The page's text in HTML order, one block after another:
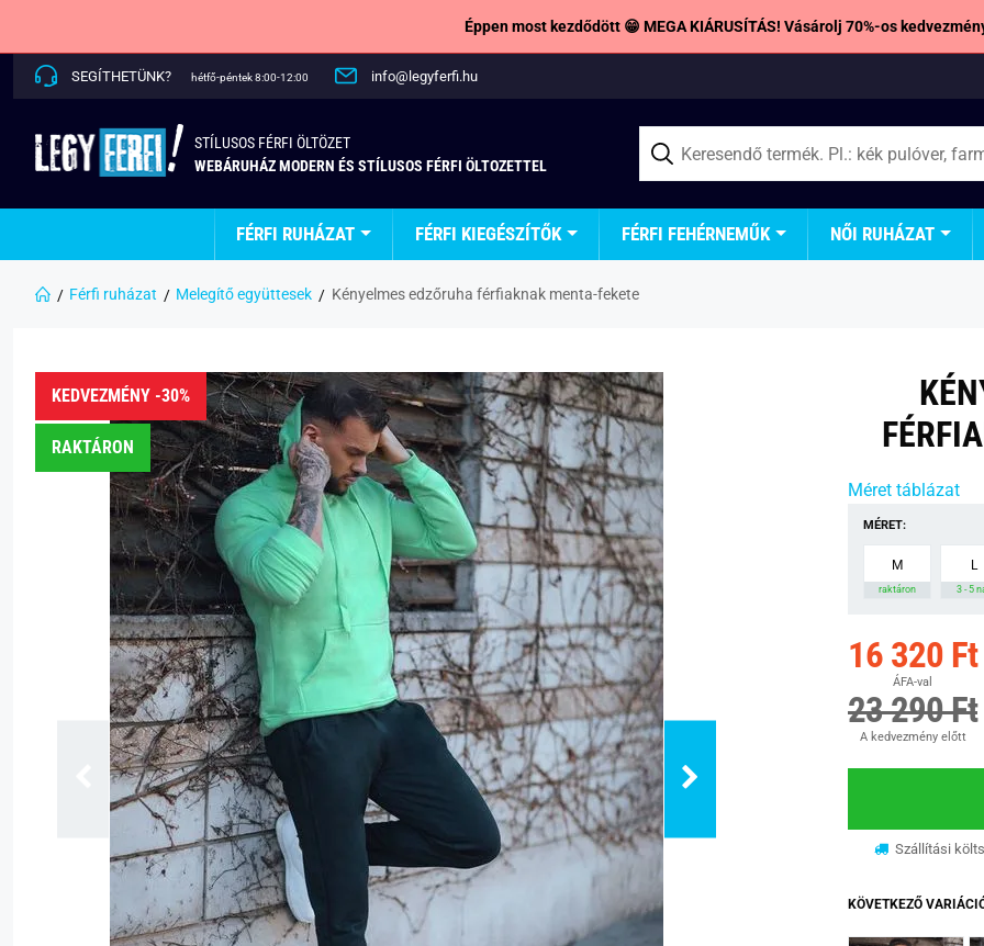
Éppen most kezdődött 😁 MEGA KIÁRUSÍTÁS! Vásárolj 70%-os
SEGÍTHETÜNK? hétfő-péntek 8:00-12:00 info@legyferfi.hu
STÍLUSOS FÉRFI ÖLTÖZET
WEBÁRUHÁZ MODERN ÉS STÍLUSOS FÉRFI ÖLTOZETTEL
FÉRFI RUHÁZAT FÉRFI KIEGÉSZÍTŐK FÉRFI FEHÉRNEMŰK NŐI RUHÁZAT
Férfi ruházat Melegítő együttesek Kényelmes edzőruha férfiaknak menta-fekete
KEDVEZMÉNY -30%
RAKTÁRON
Méret táblázat
MÉRET:
M
raktáron
L
3 - 5
16 320 Ft
ÁFA-val
23 290 Ft
A kedvezmény előtt
Szállítási
KÖVETKEZŐ